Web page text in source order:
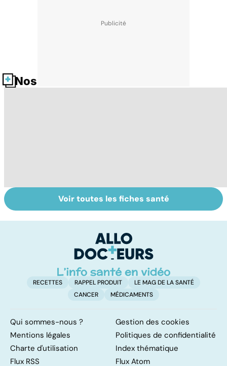
Nos fiches santé
Le saturnisme :
une intoxication
Soins dentaires :
on n'arrête pas le
Voir toutes les fiches santé
RECETTES RAPPEL PRODUIT
LE MAG DE LA SANTÉ
CANCER
MÉDICAMENTS
Qui sommes-nous ?
Gestion des cookies
Mentions légales
Politiques de confidentialité
Charte d'utilisation
Index thématique
Flux RSS
Flux Atom